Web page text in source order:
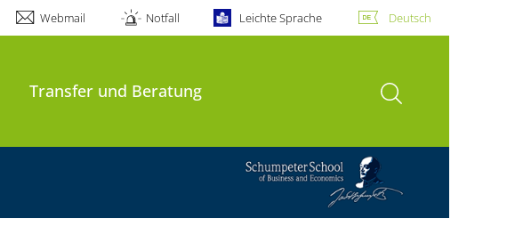
Webmail Notfall Leichte Sprache Deutsch
Transfer und Beratung Suche öffnen